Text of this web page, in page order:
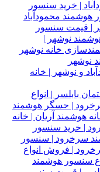
و نوشهر | خانه